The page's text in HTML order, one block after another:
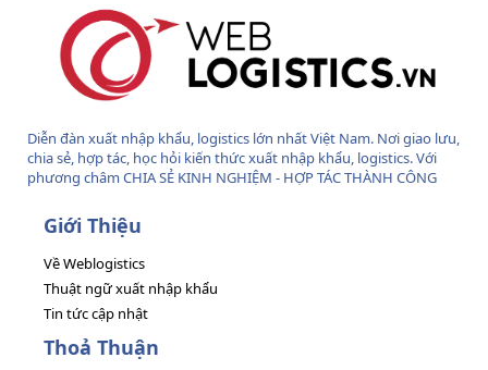
Diễn đàn xuất nhập khẩu, logistics lớn nhất Việt Nam. Nơi giao lưu,
chia sẻ, hợp tác, học hỏi kiến thức xuất nhập khẩu, logistics. Với
phương châm CHIA SẺ KINH NGHIỆM - HỢP TÁC THÀNH CÔNG
Giới Thiệu
Về Weblogistics
Thuật ngữ xuất nhập khẩu
Tin tức cập nhật
Thoả Thuận